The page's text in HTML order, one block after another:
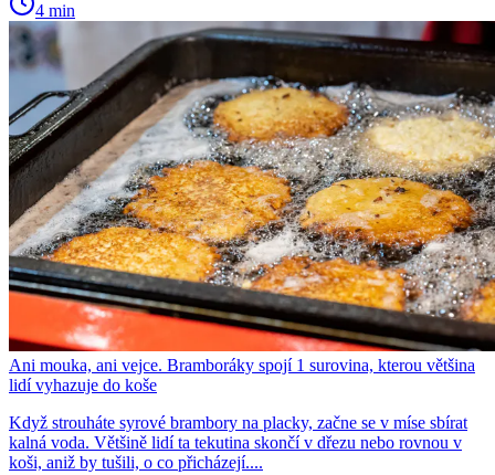
4 min
Ani mouka, ani vejce. Bramboráky spojí 1 surovina, kterou většina
lidí vyhazuje do koše
Když strouháte syrové brambory na placky, začne se v míse sbírat
kalná voda. Většině lidí ta tekutina skončí v dřezu nebo rovnou v
koši, aniž by tušili, o co přicházejí....